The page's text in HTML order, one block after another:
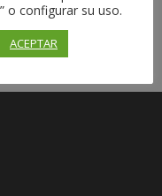
o configurar su uso.
ACEPTAR